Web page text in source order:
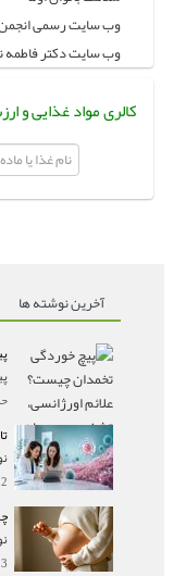
وب سایت رسمی انجمن
وب سایت دکتر فاطمه
کالری مواد غذایی و
آخرین نوشته ها
2 روز قبل
3 روز قبل